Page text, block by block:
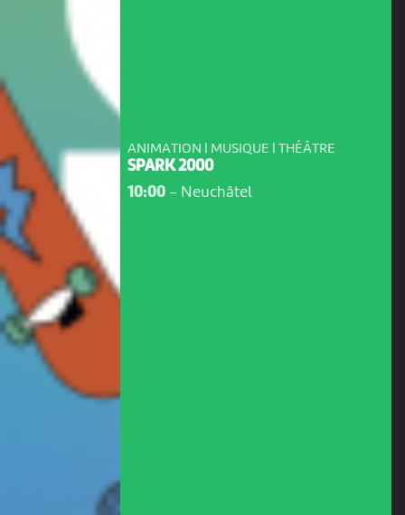
ANIMATION | MUSIQUE | THÉÂTRE
SPARK 2000
10:00- Neuchâtel